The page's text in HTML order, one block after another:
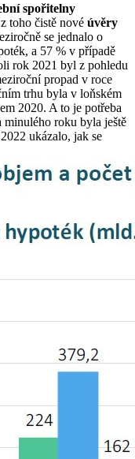
spořitelny
toho čistě nové úvěry
se jednalo o
a 57 % v případě
rok 2021 byl z pohledu
propad v roce
trhu byla v loňském
2020. A to je potřeba
minulého roku byla ještě
ukázalo, jak se